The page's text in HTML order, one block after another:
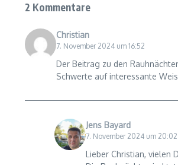
2 Kommentare
Christian
7. November 2024 um 16:52
Der Beitrag zu den
Schwerte auf interessante
Jens Bayard
7. November 2024 um 20:02
Lieber Christian, vielen